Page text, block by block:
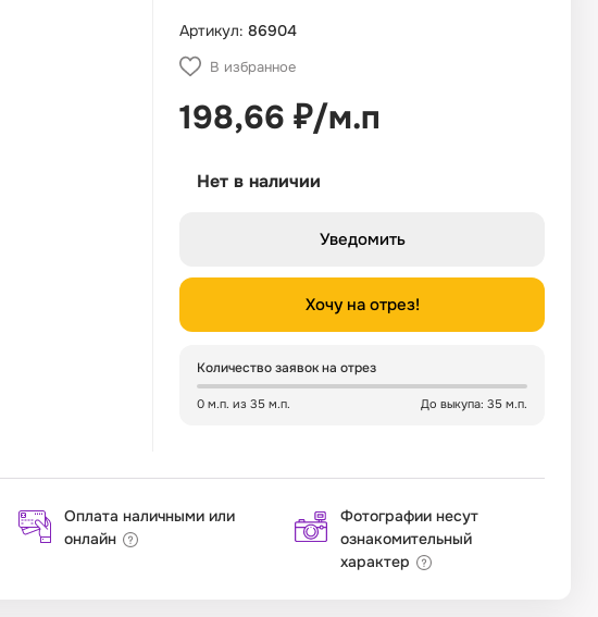
Артикул: 86904
В избранное
198,66 ₽/м.п
Нет в наличии
Уведомить
Хочу на отрез!
Количество заявок на отрез
0 м.п. из 35 м.п. До выкупа: 35 м.п.
Оплата наличными или
онлайн
Фотографии несут
ознакомительный
характер